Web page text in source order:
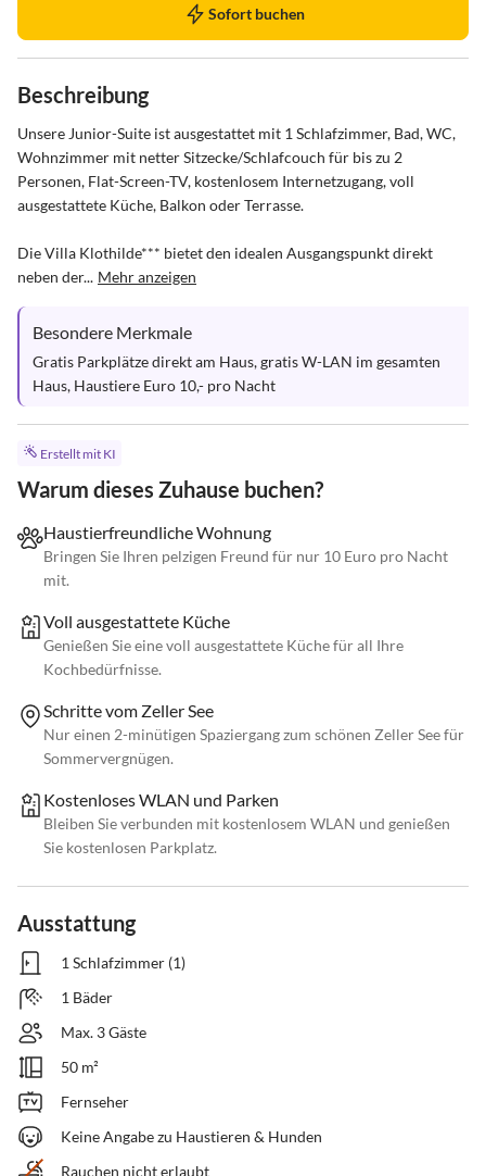
Sofort buchen
Beschreibung
Unsere Junior-Suite ist ausgestattet mit 1 Schlafzimmer, Bad, WC,
Wohnzimmer mit netter Sitzecke/Schlafcouch für bis zu 2
Personen, Flat-Screen-TV, kostenlosem Internetzugang, voll
ausgestattete Küche, Balkon oder Terrasse.
Die Villa Klothilde*** bietet den idealen Ausgangspunkt direkt
neben der... Mehr anzeigen
Besondere Merkmale
Gratis Parkplätze direkt am Haus, gratis W-LAN im gesamten
Haus, Haustiere Euro 10,- pro Nacht
Erstellt mit KI
Warum dieses Zuhause buchen?
Haustierfreundliche Wohnung
Bringen Sie Ihren pelzigen Freund für nur 10 Euro pro Nacht
mit.
Voll ausgestattete Küche
Genießen Sie eine voll ausgestattete Küche für all Ihre
Kochbedürfnisse.
Schritte vom Zeller See
Nur einen 2-minütigen Spaziergang zum schönen Zeller See für
Sommervergnügen.
Kostenloses WLAN und Parken
Bleiben Sie verbunden mit kostenlosem WLAN und genießen
Sie kostenlosen Parkplatz.
Ausstattung
1 Schlafzimmer (1)
1 Bäder
Max. 3 Gäste
50 m²
Fernseher
Keine Angabe zu Haustieren & Hunden
Rauchen nicht erlaubt